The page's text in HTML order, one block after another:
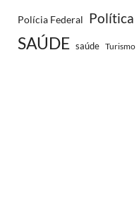
Polícia Federal Política
SAÚDE saúde Turismo